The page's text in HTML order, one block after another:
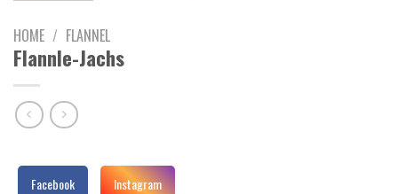
HOME / FLANNEL
Flannle-Jachs
Facebook Instagram